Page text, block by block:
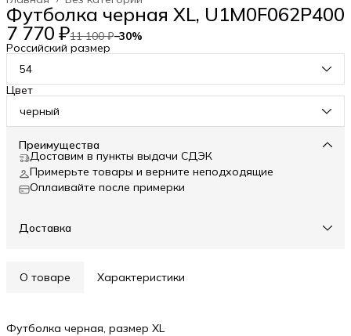
Футболка черная XL, U1M0F062P400
7 770 ₽11 100 ₽−30%
Российский размер
54
Цвет
черный
Преимущества
Доставим в пункты выдачи СДЭК
Примерьте товары и верните неподходящие
Оплаивайте после примерки
Доставка
О товаре Характеристики
Футболка черная, размер XL